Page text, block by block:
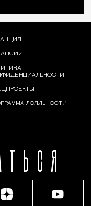
ЛОЯЛЬНОСТИ